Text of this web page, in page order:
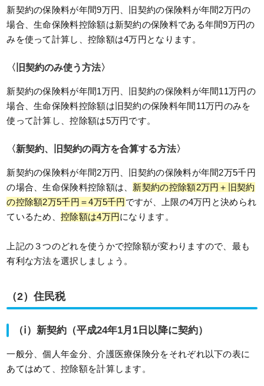
新契約の保険料が年間9万円、旧契約の保険料が年間2万円の
場合、生命保険料控除額は新契約の保険料である年間9万円の
みを使って計算し、控除額は4万円となります。
〈旧契約のみ使う方法〉
新契約の保険料が年間1万円、旧契約の保険料が年間11万円の
場合、生命保険料控除額は旧契約の保険料年間11万円のみを
使って計算し、控除額は5万円です。
〈新契約、旧契約の両方を合算する方法〉
新契約の保険料が年間2万円、旧契約の保険料が年間2万5千円
の場合、生命保険料控除額は、 新契約の控除額2万円＋旧契約
の控除額2万5千円＝4万5千円ですが、上限の4万円と決められ
ているため、控除額は4万円になります。
上記の３つのどれを使うかで控除額が変わりますので、最も
有利な方法を選択しましょう。
（2）住民税
（ⅰ）新契約（平成24年1月1日以降に契約）
一般分、個人年金分、介護医療保険分をそれぞれ以下の表に
あてはめて、控除額を計算します。